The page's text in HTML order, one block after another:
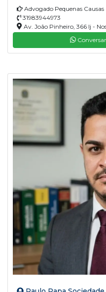
Advogado Pequenas Causas
31983944973
Av. João Pinheiro, 366 lj -